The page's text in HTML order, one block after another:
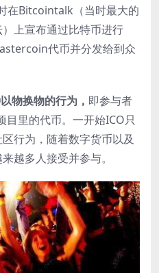
在Bitcointalk（当时最大的
上宣布通过比特币进行
代币并分发给到众
物换物的行为， 即参与者
里的代币。一开始ICO只
行为，随着数字货币以及
越多人接受并参与。